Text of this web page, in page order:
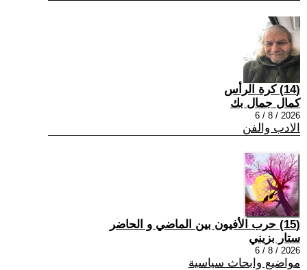
(14) كرة الرأس
كمال جمال بك
2026 / 8 / 6
الادب والفن
(15) حرب الأفيون بين الماضي و الحاضر
ستار بزيني
2026 / 8 / 6
مواضيع وابحاث سياسية